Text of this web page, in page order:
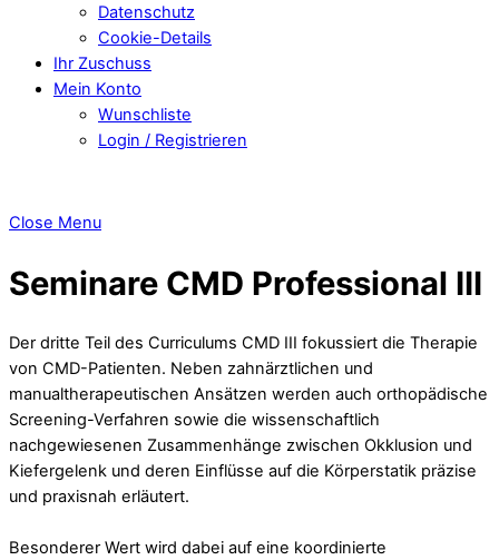
Datenschutz
Cookie-Details
Ihr Zuschuss
Mein Konto
Wunschliste
Login / Registrieren
Close Menu
Seminare CMD Professional III
Der dritte Teil des Curriculums CMD III fokussiert die Therapie
von CMD-Patienten. Neben zahnärztlichen und
manualtherapeutischen Ansätzen werden auch orthopädische
Screening-Verfahren sowie die wissenschaftlich
nachgewiesenen Zusammenhänge zwischen Okklusion und
Kiefergelenk und deren Einflüsse auf die Körperstatik präzise
und praxisnah erläutert.
Besonderer Wert wird dabei auf eine koordinierte